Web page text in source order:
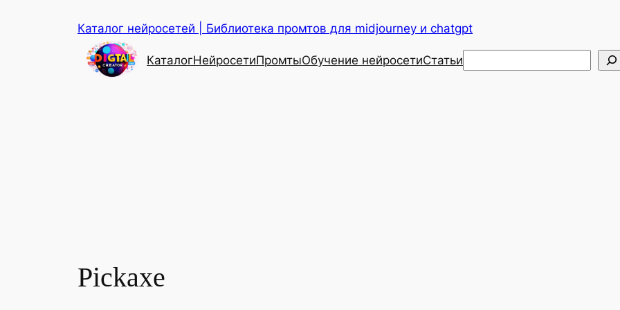
Каталог нейросетей | Библиотека промтов для midjourney и chatgpt
КаталогНейросетиПромтыОбучение нейросетиСтатьи
Pickaxe